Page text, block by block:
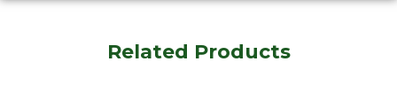
Related Products